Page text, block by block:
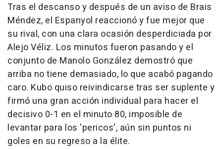
Tras el descanso y después de un aviso de Brais
Méndez, el Espanyol reaccionó y fue mejor que
su rival, con una clara ocasión desperdiciada por
Alejo Véliz. Los minutos fueron pasando y el
conjunto de Manolo González demostró que
arriba no tiene demasiado, lo que acabó pagando
caro. Kubo quiso reivindicarse tras ser suplente y
firmó una gran acción individual para hacer el
decisivo 0-1 en el minuto 80, imposible de
levantar para los 'pericos', aún sin puntos ni
goles en su regreso a la élite.